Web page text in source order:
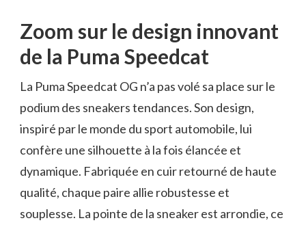
Zoom sur le design innovant
de la Puma Speedcat
La Puma Speedcat OG n’a pas volé sa place sur le
podium des sneakers tendances. Son design,
inspiré par le monde du sport automobile, lui
confère une silhouette à la fois élancée et
dynamique. Fabriquée en cuir retourné de haute
qualité, chaque paire allie robustesse et
souplesse. La pointe de la sneaker est arrondie, ce